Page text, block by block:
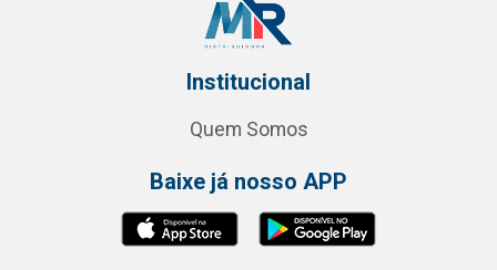
Institucional
Quem Somos
Baixe já nosso APP